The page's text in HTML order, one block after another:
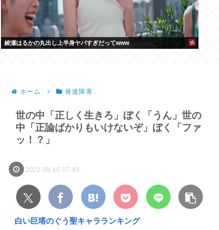
綾瀬はるかの丸出し上半身ヤバすぎだってwww
ホーム 発達障害
世の中「正しく生きろ」ぼく「うん」世の
中「正論ばかりもいけないぞ」ぼく「ファ
ッ！？」
2022.08.16 07:45
白い巨塔のぐう聖キャラランキング